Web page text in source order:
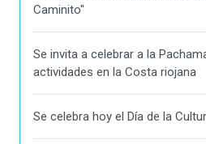
Caminito"
Se invita a celebrar a la
actividades en la Costa riojana
Se celebra hoy el Día de la